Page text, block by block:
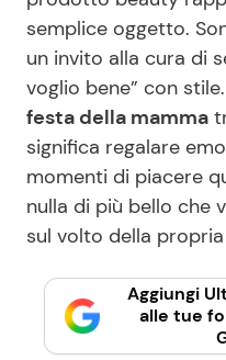
semplice oggetto.
un invito alla cura di
voglio bene” con
festa della mamma
significa regalare
momenti di piacere
nulla di più bello che
sul volto della
Aggiungi
alle tue